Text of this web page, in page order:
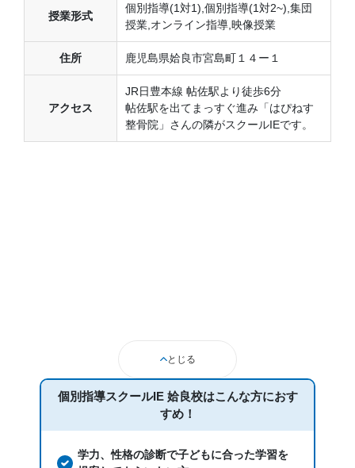
授業形式
個別指導(1対1),個別指導(1対2~),集団
授業,オンライン指導,映像授業
住所 鹿児島県姶良市宮島町１４ー１
アクセス
JR日豊本線 帖佐駅より徒歩6分
帖佐駅を出てまっすぐ進み「はぴねす
整骨院」さんの隣がスクールIEです。
とじる
個別指導スクールIE 姶良校はこんな方におす
すめ！
学力、性格の診断で子どもに合った学習を